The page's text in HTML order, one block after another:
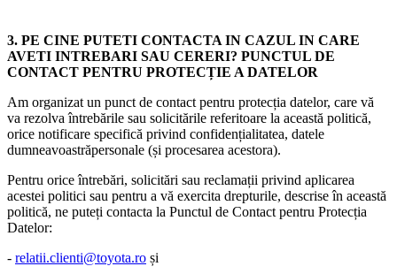
3. PE CINE PUTETI CONTACTA IN CAZUL IN CARE
AVETI INTREBARI SAU CERERI? PUNCTUL DE
CONTACT PENTRU PROTECȚIE A DATELOR
Am organizat un punct de contact pentru protecția datelor, care vă
va rezolva întrebările sau solicitările referitoare la această politică,
orice notificare specifică privind confidențialitatea, datele
dumneavoastrăpersonale (și procesarea acestora).
Pentru orice întrebări, solicitări sau reclamații privind aplicarea
acestei politici sau pentru a vă exercita drepturile, descrise în această
politică, ne puteți contacta la Punctul de Contact pentru Protecția
Datelor:
- relatii.clienti@toyota.ro și